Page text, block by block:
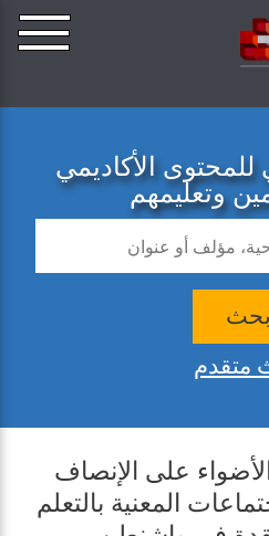
للمحتوى الأكاديمي
وتعليمهم
بحث
متقدم
على الإنصاف
المعنية بالتعلم